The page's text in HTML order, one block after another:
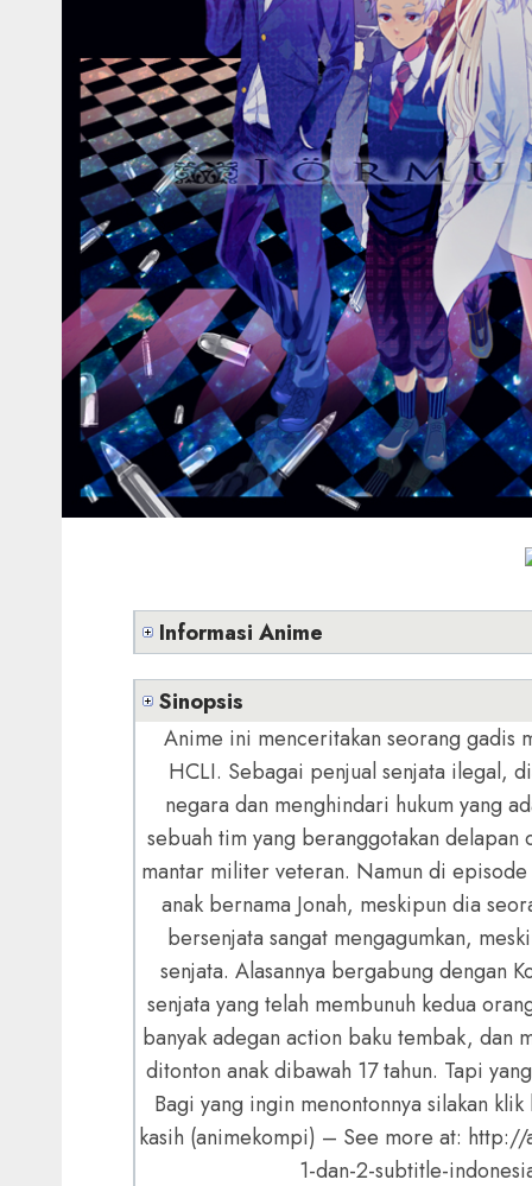
Informasi Anime
Sinopsis
Anime ini menceritakan seorang gadis
HCLI. Sebagai penjual senjata ilegal,
negara dan menghindari hukum yang
sebuah tim yang beranggotakan
mantar militer veteran. Namun di
anak bernama Jonah, meskipun dia
bersenjata sangat mengagumkan,
senjata. Alasannya bergabung dengan
senjata yang telah membunuh kedua
banyak adegan action baku tembak, dan
ditonton anak dibawah 17 tahun. Tapi
Bagi yang ingin menontonnya silakan
kasih (animekompi) – See more at:
1-dan-2-subtitle-